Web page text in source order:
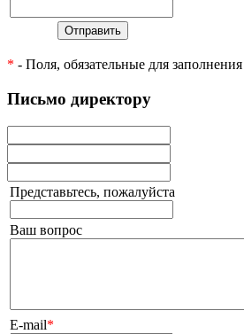
Отправить
* - Поля, обязательные для заполнения
Письмо директору
Представьтесь, пожалуйста
Ваш вопрос
E-mail*